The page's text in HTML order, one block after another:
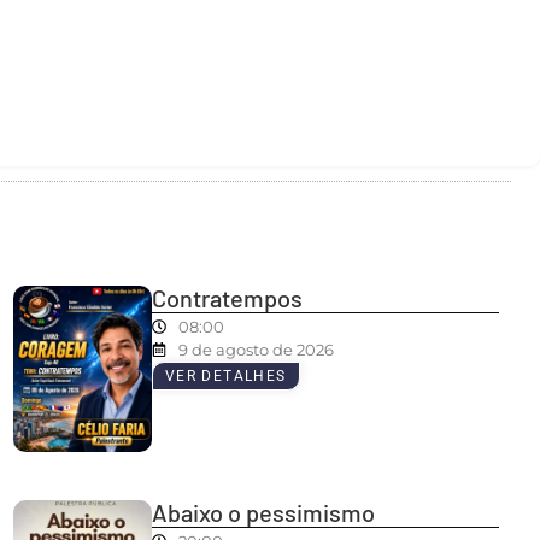
Contratempos
08:00
9 de agosto de 2026
VER DETALHES
Abaixo o pessimismo